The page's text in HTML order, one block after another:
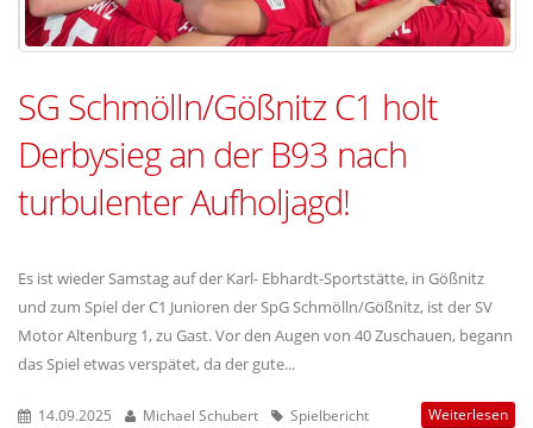
SG Schmölln/Gößnitz C1 holt
Derbysieg an der B93 nach
turbulenter Aufholjagd!
Es ist wieder Samstag auf der Karl- Ebhardt-Sportstätte, in Gößnitz
und zum Spiel der C1 Junioren der SpG Schmölln/Gößnitz, ist der SV
Motor Altenburg 1, zu Gast. Vor den Augen von 40 Zuschauen, begann
das Spiel etwas verspätet, da der gute...
14.09.2025 Michael Schubert Spielbericht Weiterlesen